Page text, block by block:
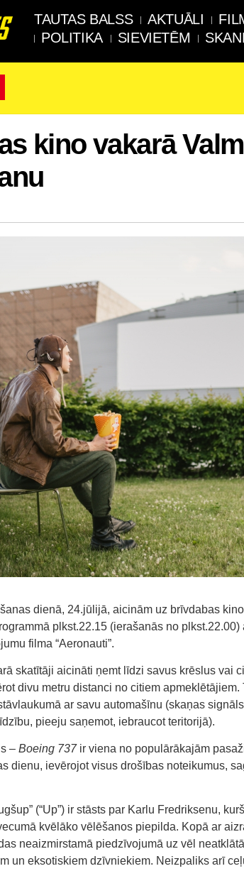
TAUTAS BALSS AKTUĀLI
POLITIKA
SIEVIETĒM
kino vakarā
dienā, 24.jūlijā, aicinām uz brīvdabas
plkst.22.15 (ierašanās no plkst.22.00)
filma “Aeronauti”.
skatītāji aicināti ņemt līdzi savus krēslus vai
divu metru distanci no citiem
ar savu automašīnu (skaņas
pieeju saņemot, iebraucot teritorijā).
– Boeing 737ir viena no populārākajām
dienu, ievērojot visus drošības noteikumus,
(“Up”) ir stāsts par Karlu Fredriksenu,
kvēlāko vēlēšanos piepilda. Kopā ar
neaizmirstamā piedzīvojumā uz vēl
un eksotiskiem dzīvniekiem. Neizpaliks arī